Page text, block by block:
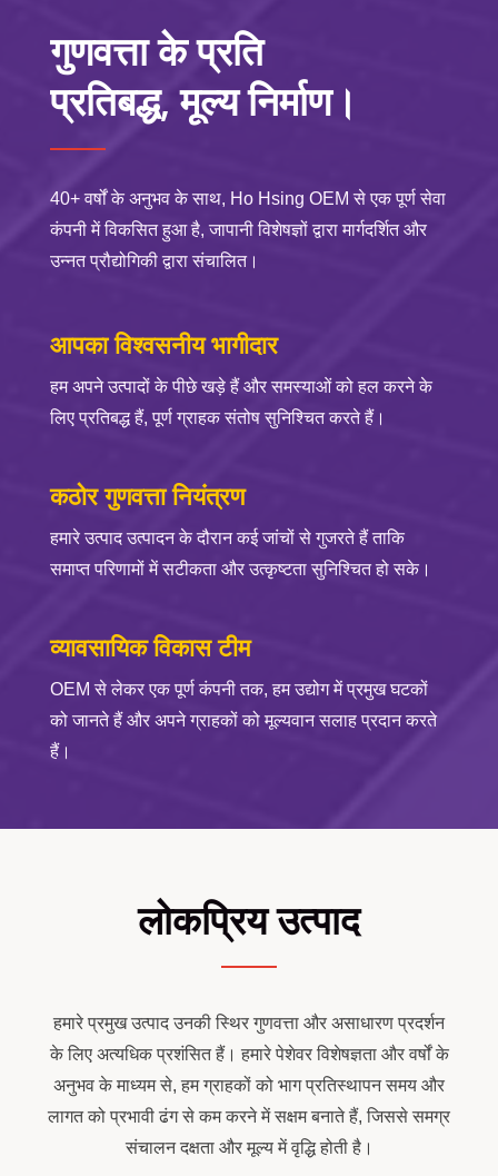
गुणवत्ता के प्रति
प्रतिबद्ध, मूल्य निर्माण।
40+ वर्षों के अनुभव के साथ, Ho Hsing OEM से एक पूर्ण सेवा
कंपनी में विकसित हुआ है, जापानी विशेषज्ञों द्वारा मार्गदर्शित और
उन्नत प्रौद्योगिकी द्वारा संचालित।
आपका विश्वसनीय भागीदार
हम अपने उत्पादों के पीछे खड़े हैं और समस्याओं को हल करने के
लिए प्रतिबद्ध हैं, पूर्ण ग्राहक संतोष सुनिश्चित करते हैं।
कठोर गुणवत्ता नियंत्रण
हमारे उत्पाद उत्पादन के दौरान कई जांचों से गुजरते हैं ताकि
समाप्त परिणामों में सटीकता और उत्कृष्टता सुनिश्चित हो सके।
व्यावसायिक विकास टीम
OEM से लेकर एक पूर्ण कंपनी तक, हम उद्योग में प्रमुख घटकों
को जानते हैं और अपने ग्राहकों को मूल्यवान सलाह प्रदान करते
हैं।
लोकप्रिय उत्पाद
हमारे प्रमुख उत्पाद उनकी स्थिर गुणवत्ता और असाधारण प्रदर्शन
के लिए अत्यधिक प्रशंसित हैं। हमारे पेशेवर विशेषज्ञता और वर्षों के
अनुभव के माध्यम से, हम ग्राहकों को भाग प्रतिस्थापन समय और
लागत को प्रभावी ढंग से कम करने में सक्षम बनाते हैं, जिससे समग्र
संचालन दक्षता और मूल्य में वृद्धि होती है।